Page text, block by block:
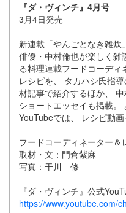
『ダ・ヴィンチ』4月号
3月4日発売
新連載「やんごとなき雑炊」
俳優・中村倫也が楽しく
る料理連載フードコーデ
レシピを、 タカハシ氏指
材記事で紹介するほか、
ショートエッセイも掲載
YouTubeでは、 レシピ動画
フードコーディネーター＆
取材・文：門倉紫麻
写真：干川 修
『ダ・ヴィンチ』公式
https://www.youtube.com/